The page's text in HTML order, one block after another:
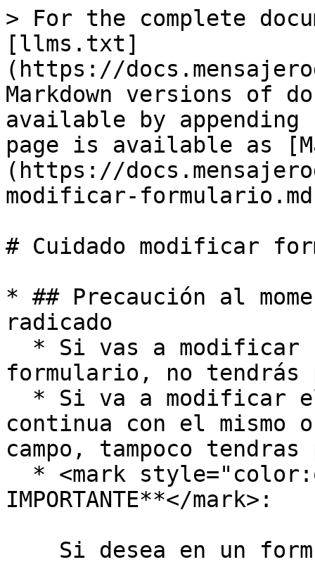
> For the complete
[llms.txt]
(https://
Markdown versions of
available by
page is available as
(https://
modificar-
# Cuidado modificar
* ## Precaución al
radicado
formulario, no tendrás
continua con el mismo
campo, tampoco tendras
IMPORTANTE**</mark>: